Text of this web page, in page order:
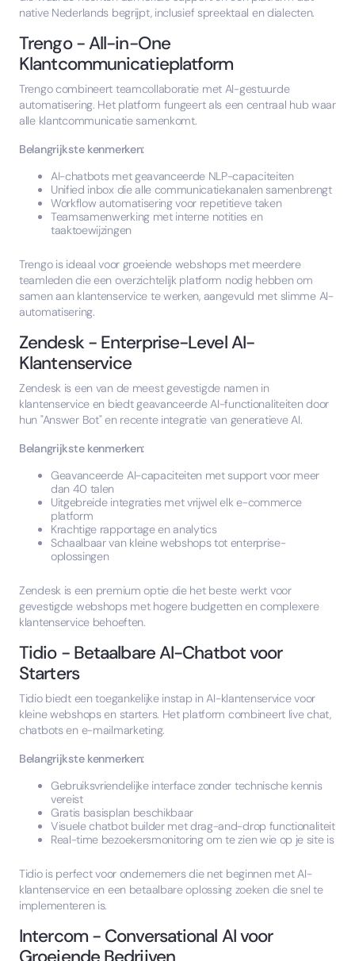
native Nederlands begrijpt, inclusief spreektaal en dialecten.
Trengo - All-in-One
Klantcommunicatieplatform
Trengo combineert teamcollaboratie met AI-gestuurde
automatisering. Het platform fungeert als een centraal hub waar
alle klantcommunicatie samenkomt.
Belangrijkste kenmerken:
AI-chatbots met geavanceerde NLP-capaciteiten
Unified inbox die alle communicatiekanalen samenbrengt
Workflow automatisering voor repetitieve taken
Teamsamenwerking met interne notities en
taaktoewijzingen
Trengo is ideaal voor groeiende webshops met meerdere
teamleden die een overzichtelijk platform nodig hebben om
samen aan klantenservice te werken, aangevuld met slimme AI-
automatisering.
Zendesk - Enterprise-Level AI-
Klantenservice
Zendesk is een van de meest gevestigde namen in
klantenservice en biedt geavanceerde AI-functionaliteiten door
hun "Answer Bot" en recente integratie van generatieve AI.
Belangrijkste kenmerken:
Geavanceerde AI-capaciteiten met support voor meer
dan 40 talen
Uitgebreide integraties met vrijwel elk e-commerce
platform
Krachtige rapportage en analytics
Schaalbaar van kleine webshops tot enterprise-
oplossingen
Zendesk is een premium optie die het beste werkt voor
gevestigde webshops met hogere budgetten en complexere
klantenservice behoeften.
Tidio - Betaalbare AI-Chatbot voor
Starters
Tidio biedt een toegankelijke instap in AI-klantenservice voor
kleine webshops en starters. Het platform combineert live chat,
chatbots en e-mailmarketing.
Belangrijkste kenmerken:
Gebruiksvriendelijke interface zonder technische kennis
vereist
Gratis basisplan beschikbaar
Visuele chatbot builder met drag-and-drop functionaliteit
Real-time bezoekersmonitoring om te zien wie op je site is
Tidio is perfect voor ondernemers die net beginnen met AI-
klantenservice en een betaalbare oplossing zoeken die snel te
implementeren is.
Intercom - Conversational AI voor